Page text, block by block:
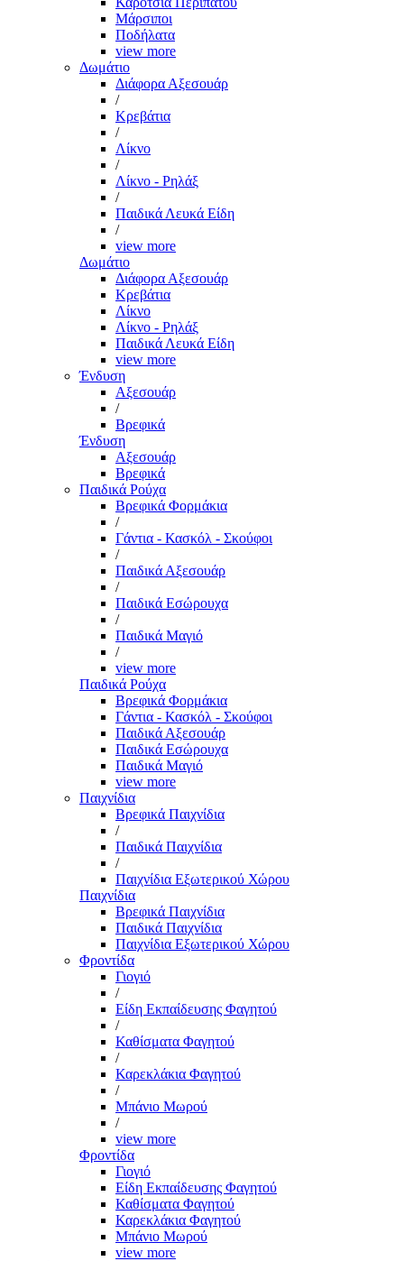
Μάρσιποι
Ποδήλατα
view more
Δωμάτιο
Διάφορα Αξεσουάρ
/
Κρεβάτια
/
Λίκνο
/
Λίκνο - Ρηλάξ
/
Παιδικά Λευκά Είδη
/
view more
Δωμάτιο
Διάφορα Αξεσουάρ
Κρεβάτια
Λίκνο
Λίκνο - Ρηλάξ
Παιδικά Λευκά Είδη
view more
Ένδυση
Αξεσουάρ
/
Βρεφικά
Ένδυση
Αξεσουάρ
Βρεφικά
Παιδικά Ρούχα
Βρεφικά Φορμάκια
/
Γάντια - Κασκόλ - Σκούφοι
/
Παιδικά Αξεσουάρ
/
Παιδικά Εσώρουχα
/
Παιδικά Μαγιό
/
view more
Παιδικά Ρούχα
Βρεφικά Φορμάκια
Γάντια - Κασκόλ - Σκούφοι
Παιδικά Αξεσουάρ
Παιδικά Εσώρουχα
Παιδικά Μαγιό
view more
Παιχνίδια
Βρεφικά Παιχνίδια
/
Παιδικά Παιχνίδια
/
Παιχνίδια Εξωτερικού Χώρου
Παιχνίδια
Βρεφικά Παιχνίδια
Παιδικά Παιχνίδια
Παιχνίδια Εξωτερικού Χώρου
Φροντίδα
Γιογιό
/
Είδη Εκπαίδευσης Φαγητού
/
Καθίσματα Φαγητού
/
Καρεκλάκια Φαγητού
/
Μπάνιο Μωρού
/
view more
Φροντίδα
Γιογιό
Είδη Εκπαίδευσης Φαγητού
Καθίσματα Φαγητού
Καρεκλάκια Φαγητού
Μπάνιο Μωρού
view more